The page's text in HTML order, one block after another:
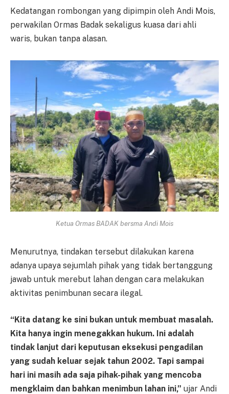
Kedatangan rombongan yang dipimpin oleh Andi Mois,
perwakilan Ormas Badak sekaligus kuasa dari ahli
waris, bukan tanpa alasan.
Ketua Ormas BADAK bersma Andi Mois
Menurutnya, tindakan tersebut dilakukan karena
adanya upaya sejumlah pihak yang tidak bertanggung
jawab untuk merebut lahan dengan cara melakukan
aktivitas penimbunan secara ilegal.
“Kita datang ke sini bukan untuk membuat masalah.
Kita hanya ingin menegakkan hukum. Ini adalah
tindak lanjut dari keputusan eksekusi pengadilan
yang sudah keluar sejak tahun 2002. Tapi sampai
hari ini masih ada saja pihak-pihak yang mencoba
mengklaim dan bahkan menimbun lahan ini,” ujar Andi